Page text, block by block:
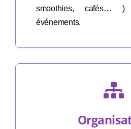
smoothies, cafés…
événements.